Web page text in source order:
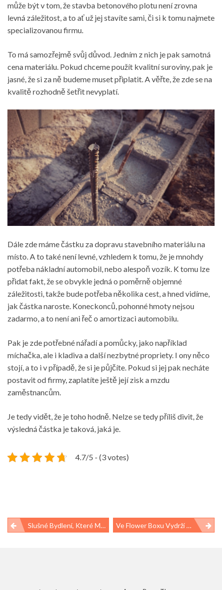
může být v tom, žestavba betonového plotunení zrovna
levná záležitost, a to ať už jej stavíte sami, či si k tomu najmete
specializovanou firmu.
To má samozřejmě svůj důvod. Jedním z nich je pak samotná
cena materiálu. Pokud chceme použít kvalitní suroviny, pak je
jasné, že si za ně budeme muset připlatit. A věřte, že zde se na
kvalitě rozhodně šetřit nevyplatí.
Dále zde máme částku za dopravu stavebního materiálu na
místo. A to také není levné, vzhledem k tomu, že je mnohdy
potřeba nákladní automobil, nebo alespoň vozík. K tomu lze
přidat fakt, že se obvykle jedná o poměrně objemné
záležitosti, takže bude potřeba několika cest, a hned vidíme,
jak částka naroste. Koneckonců, pohonné hmoty nejsou
zadarmo, a to není ani řeč o amortizaci automobilu.
Pak je zde potřebné nářadí a pomůcky, jako například
míchačka, ale i kladiva a další nezbytné propriety. I ony něco
stojí, a to i v případě, že si je půjčíte. Pokud si jej pak necháte
postavit od firmy, zaplatíte ještě její zisk a mzdu
zaměstnancům.
Je tedy vidět, že je toho hodně. Nelze se tedy příliš divit, že
výsledná částka je taková, jaká je.
4.7/5 - (3 votes)
Navigace
Slušné Bydlení, Které Moc Nestojí Ve Flower Boxu Vydrží Vaše Květiny Déle